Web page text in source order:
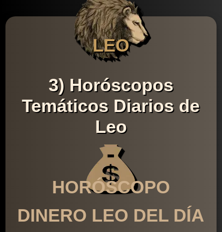
LEO
3) Horóscopos
Temáticos Diarios de
Leo
HORÓSCOPO
DINERO LEO DEL DÍA